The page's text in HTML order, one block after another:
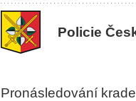
Policie
Pronásledování